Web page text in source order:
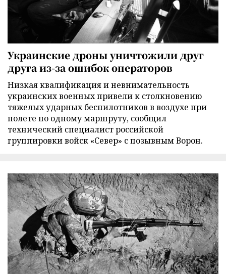
Украинские дроны уничтожили друг
друга из-за ошибок операторов
Низкая квалификация и невнимательность
украинских военных привели к столкновению
тяжелых ударных беспилотников в воздухе при
полете по одному маршруту, сообщил
технический специалист российской
группировки войск «Север» с позывным Ворон.